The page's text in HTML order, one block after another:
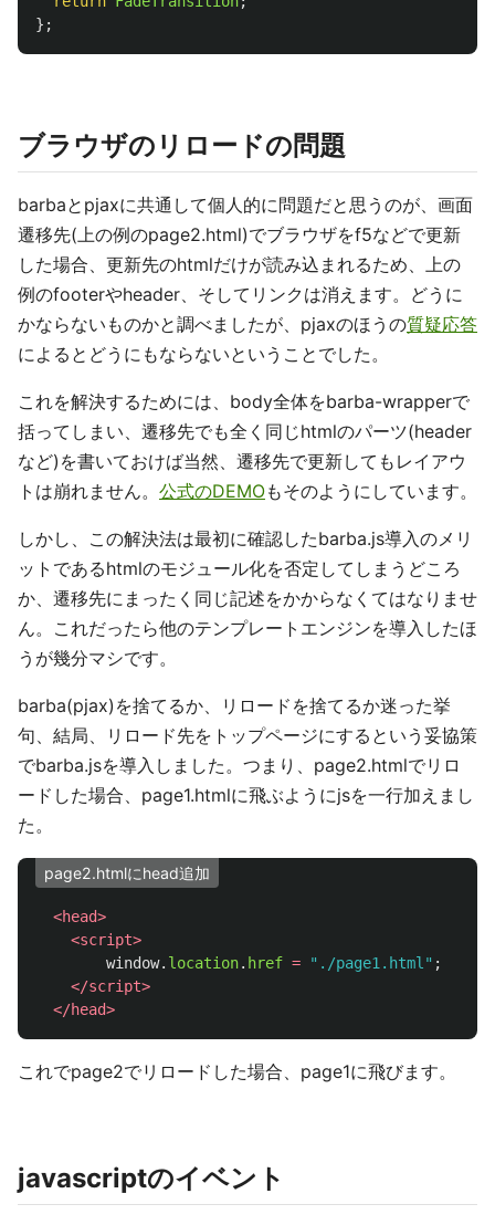
};
ブラウザのリロードの問題
barbaとpjaxに共通して個人的に問題だと思うのが、画面
遷移先(上の例のpage2.html)でブラウザをf5などで更新
した場合、更新先のhtmlだけが読み込まれるため、上の
例のfooterやheader、そしてリンクは消えます。どうに
かならないものかと調べましたが、pjaxのほうの質疑応答
によるとどうにもならないということでした。
これを解決するためには、body全体をbarba-wrapperで
括ってしまい、遷移先でも全く同じhtmlのパーツ(header
など)を書いておけば当然、遷移先で更新してもレイアウ
トは崩れません。 公式のDEMOもそのようにしています。
しかし、この解決法は最初に確認したbarba.js導入のメリ
ットであるhtmlのモジュール化を否定してしまうどころ
か、遷移先にまったく同じ記述をかからなくてはなりませ
ん。これだったら他のテンプレートエンジンを導入したほ
うが幾分マシです。
barba(pjax)を捨てるか、リロードを捨てるか迷った挙
句、結局、リロード先をトップページにするという妥協策
でbarba.jsを導入しました。つまり、page2.htmlでリロ
ードした場合、page1.htmlに飛ぶようにjsを一行加えまし
た。
page2.htmlにhead追加
<head>
<script>
window. location. href = " ./page1.html " ;
</script>
</head>
これでpage2でリロードした場合、page1に飛びます。
javascriptのイベント